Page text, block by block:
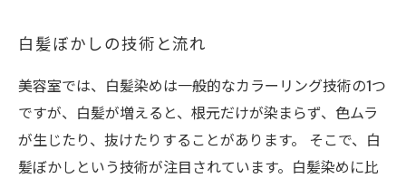
白髪ぼかしの技術と流れ
美容室では、白髪染めは一般的なカラーリング技術の1つ
ですが、白髪が増えると、根元だけが染まらず、色ムラ
が生じたり、抜けたりすることがあります。 そこで、白
髪ぼかしという技術が注目されています。白髪染めに比